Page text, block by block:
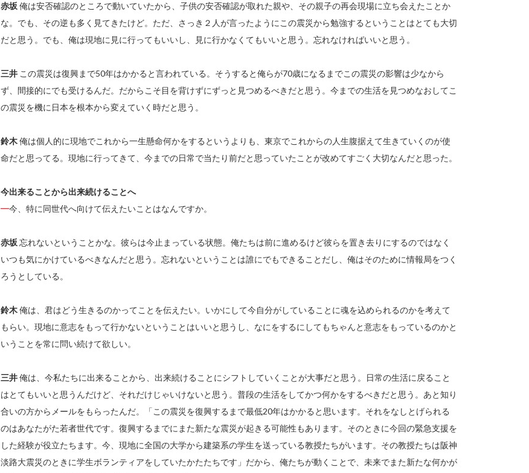
赤坂 俺は安否確認のところで動いていたから、子供の安否確認が取れた親や、その親子の再会現場に立ち会えたことか
な。でも、その逆も多く見てきたけど。ただ、さっき２人が言ったようにこの震災から勉強するということはとても大切
だと思う。でも、俺は現地に見に行ってもいいし、見に行かなくてもいいと思う。忘れなければいいと思う。
三井 この震災は復興まで50年はかかると言われている。そうすると俺らが70歳になるまでこの震災の影響は少なから
ず、間接的にでも受けるんだ。だからこそ目を背けずにずっと見つめるべきだと思う。今までの生活を見つめなおしてこ
の震災を機に日本を根本から変えていく時だと思う。
鈴木俺は個人的に現地でこれから一生懸命何かをするというよりも、東京でこれからの人生腹据えて生きていくのが使
命だと思ってる。現地に行ってきて、今までの日常で当たり前だと思っていたことが改めてすごく大切なんだと思った。
今出来ることから出来続けることへ
━今、特に同世代へ向けて伝えたいことはなんですか。
赤坂 忘れないということかな。彼らは今止まっている状態。俺たちは前に進めるけど彼らを置き去りにするのではなく
いつも気にかけているべきなんだと思う。忘れないということは誰にでもできることだし、俺はそのために情報局をつく
ろうとしている。
鈴木俺は、君はどう生きるのかってことを伝えたい。いかにして今自分がしていることに魂を込められるのかを考えて
もらい。現地に意志をもって行かないということはいいと思うし、なにをするにしてもちゃんと意志をもっているのかと
いうことを常に問い続けて欲しい。
三井俺は、今私たちに出来ることから、出来続けることにシフトしていくことが大事だと思う。日常の生活に戻ること
はとてもいいと思うんだけど、それだけじゃいけないと思う。普段の生活をしてかつ何かをするべきだと思う。あと知り
合いの方からメールをもらったんだ。「この震災を復興するまで最低20年はかかると思います。それをなしとげられる
のはあなたがた若者世代です。復興するまでにまた新たな震災が起きる可能性もあります。そのときに今回の緊急支援を
した経験が役立たちます。今、現地に全国の大学から建築系の学生を送っている教授たちがいます。その教授たちは阪神
淡路大震災のときに学生ボランティアをしていたかたたちです」だから、俺たちが動くことで、未来でまた新たな何かが